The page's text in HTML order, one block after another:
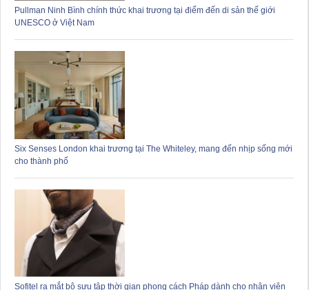
Pullman Ninh Bình chính thức khai trương tại điểm đến di sản thế giới
UNESCO ở Việt Nam
Six Senses London khai trương tại The Whiteley, mang đến nhịp sống mới
cho thành phố
Sofitel ra mắt bộ sưu tập thời gian phong cách Pháp dành cho nhân viên